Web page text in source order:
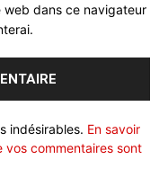
web dans ce navigateur
indésirables. En savoir
vos commentaires sont